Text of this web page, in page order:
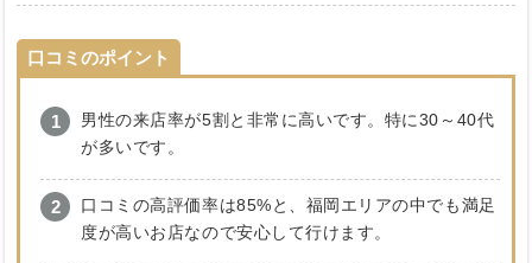
口コミのポイント
男性の来店率が5割と非常に高いです。特に30～40代
が多いです。
口コミの高評価率は85%と、福岡エリアの中でも満足
度が高いお店なので安心して行けます。